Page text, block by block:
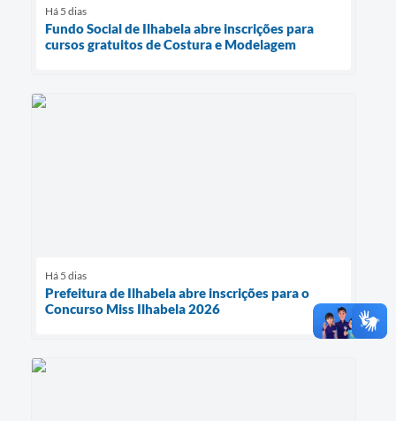
Há 5 dias
Fundo Social de Ilhabela abre inscrições para
cursos gratuitos de Costura e Modelagem
Há 5 dias
Prefeitura de Ilhabela abre inscrições para o
Concurso Miss Ilhabela 2026